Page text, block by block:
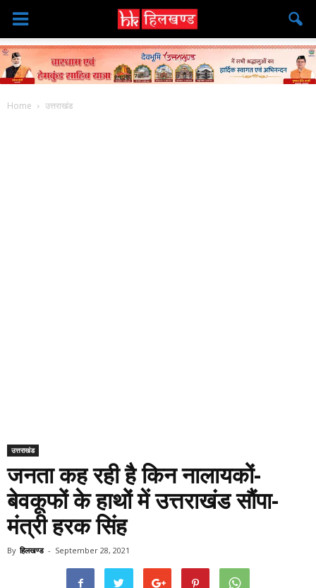
Home उत्तराखंड
उत्तराखंड
जनता कह रही है किन नालायकों-
बेवकूफों के हाथों में उत्तराखंड सौंपा-
मंत्री हरक सिंह
By हिलखण्ड - September 28, 2021